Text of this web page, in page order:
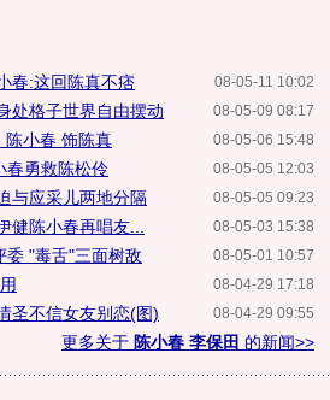
08-05-11 10:02
春:这回陈真不痞
08-05-09 08:17
处格子世界自由摆动
08-05-06 15:48
陈小春 饰陈真
08-05-05 12:03
春勇救陈松伶
08-05-05 09:23
与应采儿两地分隔
08-05-03 15:38
健陈小春再唱友...
08-05-01 10:57
委 "毒舌"三面树敌
08-04-29 17:18
08-04-29 09:55
圣不信女友别恋(图)
更多关于 陈小春 李保田 的新闻>>